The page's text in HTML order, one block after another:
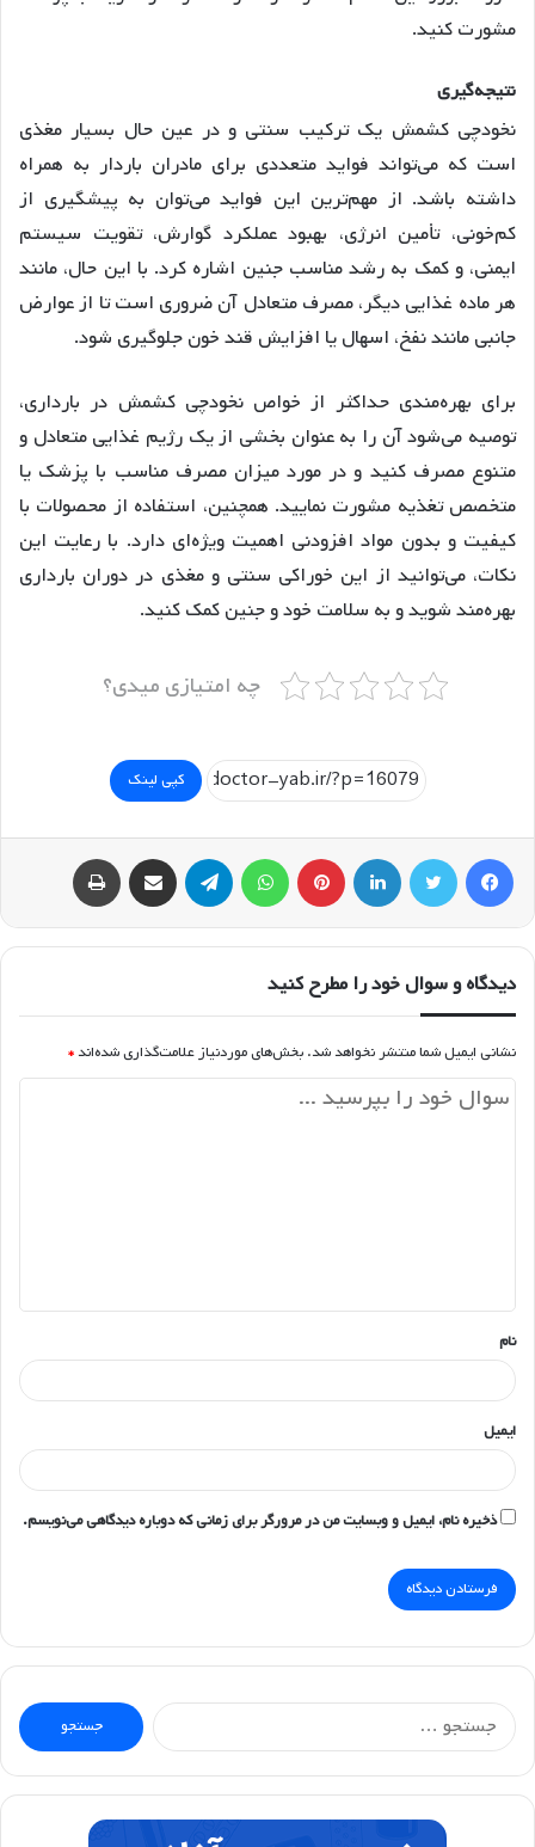
مشورت کنید.
نتیجهگیری
نخودچی کشمش یک ترکیب سنتی و در عین حال بسیار مغذی
است که می‌تواند فواید متعددی برای مادران باردار به همراه
داشته باشد. از مهم‌ترین این فواید می‌توان به پیشگیری از
کم‌خونی، تأمین انرژی، بهبود عملکرد گوارش، تقویت سیستم
ایمنی، و کمک به رشد مناسب جنین اشاره کرد. با این حال، مانند
هر ماده غذایی دیگر، مصرف متعادل آن ضروری است تا از عوارض
جانبی مانند نفخ، اسهال یا افزایش قند خون جلوگیری شود.
برای بهره‌مندی حداکثر از خواص نخودچی کشمش در بارداری،
توصیه می‌شود آن را به عنوان بخشی از یک رژیم غذایی متعادل و
متنوع مصرف کنید و در مورد میزان مصرف مناسب با پزشک یا
متخصص تغذیه مشورت نمایید. همچنین، استفاده از محصولات با
کیفیت و بدون مواد افزودنی اهمیت ویژه‌ای دارد. با رعایت این
نکات، می‌توانید از این خوراکی سنتی و مغذی در دوران بارداری
بهره‌مند شوید و به سلامت خود و جنین کمک کنید.
چه امتیازی میدی؟
کپی لینک
فیسبوک توییتر لینکداین پینتریست تلگرام اشتراک گذاری با ایمیل
دیدگاه و سوال خود را مطرح کنید
نشانی ایمیل شما منتشر نخواهد شد. بخش‌های موردنیاز علامت‌گذاری شده‌اند *
*
نام
ایمیل
ذخیره نام، ایمیل و وبسایت من در مرورگر برای زمانی که دوباره دیدگاهی می‌نویسم.
جستجو
برای: